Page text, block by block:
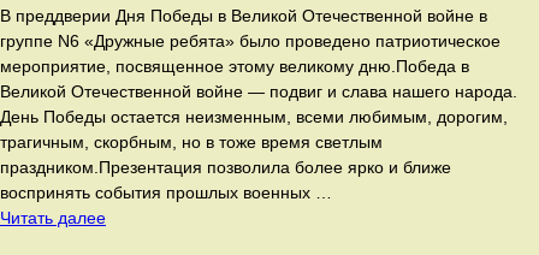
В преддверии Дня Победы в Великой Отечественной войне в
группе N6 «Дружные ребята» было проведено патриотическое
мероприятие, посвященное этому великому дню.Победа в
Великой Отечественной войне — подвиг и слава нашего народа.
День Победы остается неизменным, всеми любимым, дорогим,
трагичным, скорбным, но в тоже время светлым
праздником.Презентация позволила более ярко и ближе
воспринять события прошлых военных …
Читать далееВ